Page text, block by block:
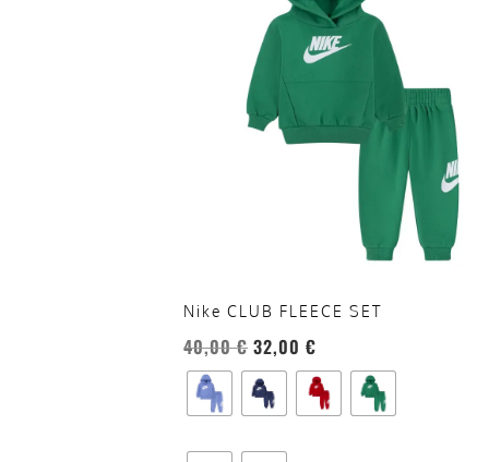
Nike CLUB FLEECE SET
40,00€ 32,00 €